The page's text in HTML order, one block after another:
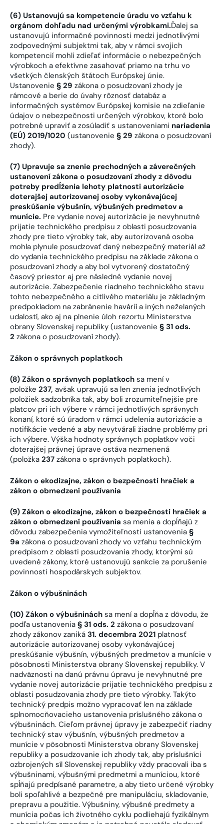
(6) Ustanovujú sa kompetencie úradu vo vzťahu k
orgánom dohľadu nad určenými výrobkami.Ďalej sa
ustanovujú informačné povinnosti medzi jednotlivými
zodpovednými subjektmi tak, aby v rámci svojich
kompetencií mohli zdieľať informácie o nebezpečných
výrobkoch a efektívne zasahovať priamo na trhu vo
všetkých členských štátoch Európskej únie.
Ustanovenie § 29 zákona o posudzovaní zhody je
rámcové a berie do úvahy rôznosť databáz a
informačných systémov Európskej komisie na zdieľanie
údajov o nebezpečnosti určených výrobkov, ktoré bolo
potrebné upraviť a zosúladiť s ustanoveniami nariadenia
(EÚ) 2019/1020 (ustanovenie § 29 zákona o posudzovaní
zhody).
(7) Upravuje sa znenie prechodných a záverečných
ustanovení zákona o posudzovaní zhody z dôvodu
potreby predĺženia lehoty platnosti autorizácie
doterajšej autorizovanej osoby vykonávajúcej
preskúšanie výbušnín, výbušných predmetov a
munície. Pre vydanie novej autorizácie je nevyhnutné
prijatie technického predpisu z oblasti posudzovania
zhody pre tieto výrobky tak, aby autorizovaná osoba
mohla plynule posudzovať daný nebezpečný materiál až
do vydania technického predpisu na základe zákona o
posudzovaní zhody a aby bol vytvorený dostatočný
časový priestor aj pre následné vydanie novej
autorizácie. Zabezpečenie riadneho technického stavu
tohto nebezpečného a citlivého materiálu je základným
predpokladom na zabránenie havárií a iných neželaných
udalostí, ako aj na plnenie úloh rezortu Ministerstva
obrany Slovenskej republiky (ustanovenie § 31 ods.
2 zákona o posudzovaní zhody).
Zákon o správnych poplatkoch
(8) Zákon o správnych poplatkoch sa mení v
položke 237, avšak upravujú sa len znenia jednotlivých
položiek sadzobníka tak, aby boli zrozumiteľnejšie pre
platcov pri ich výbere v rámci jednotlivých správnych
konaní, ktoré sú úradom v rámci udelenia autorizácie a
notifikácie vedené a aby nevytvárali žiadne problémy pri
ich výbere. Výška hodnoty správnych poplatkov voči
doterajšej právnej úprave ostáva nezmenená
(položka 237 zákona o správnych poplatkoch).
Zákon o ekodizajne, zákon o bezpečnosti hračiek a
zákon o obmedzení používania
(9) Zákon o ekodizajne, zákon o bezpečnosti hračiek a
zákon o obmedzení používania sa menia a dopĺňajú z
dôvodu zabezpečenia vymožiteľnosti ustanovenia §
9a zákona o posudzovaní zhody vo vzťahu technickým
predpisom z oblasti posudzovania zhody, ktorými sú
uvedené zákony, ktoré ustanovujú sankcie za porušenie
povinnosti hospodárskych subjektov.
Zákon o výbušninách
(10) Zákon o výbušninách sa mení a dopĺňa z dôvodu, že
podľa ustanovenia § 31 ods. 2 zákona o posudzovaní
zhody zákonov zaniká 31. decembra 2021 platnosť
autorizácie autorizovanej osoby vykonávajúcej
preskúšanie výbušnín, výbušných predmetov a munície v
pôsobnosti Ministerstva obrany Slovenskej republiky. V
nadväznosti na danú právnu úpravu je nevyhnutné pre
vydanie novej autorizácie prijatie technického predpisu z
oblasti posudzovania zhody pre tieto výrobky. Takýto
technický predpis možno vypracovať len na základe
splnomocňovacieho ustanovenia príslušného zákona o
výbušninách. Cieľom právnej úpravy je zabezpečiť riadny
technický stav výbušnín, výbušných predmetov a
munície v pôsobnosti Ministerstva obrany Slovenskej
republiky a posudzovanie ich zhody tak, aby príslušníci
ozbrojených síl Slovenskej republiky vždy pracovali iba s
výbušninami, výbušnými predmetmi a muníciou, ktoré
spĺňajú predpísané parametre, a aby tieto určené výrobky
boli spoľahlivé a bezpečné pre manipuláciu, skladovanie,
prepravu a použitie. Výbušniny, výbušné predmety a
munícia počas ich životného cyklu podliehajú fyzikálnym